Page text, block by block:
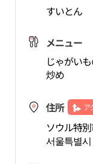
すいとん
メニュー
じゃがい
炒め
住所 ア
ソウル特
서울특별